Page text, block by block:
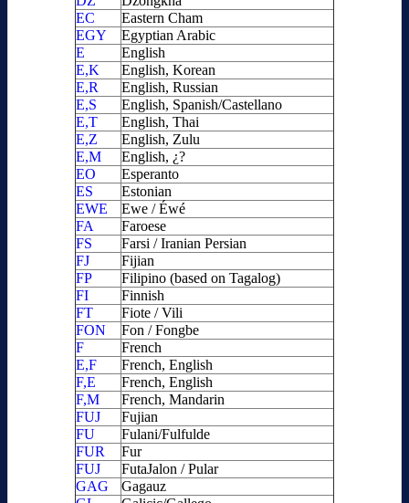
EC
Eastern Cham
EGY
Egyptian Arabic
E
English
E,K
English, Korean
E,R
English, Russian
E,S
English, Spanish/Castellano
E,T
English, Thai
E,Z
English, Zulu
E,M
English, ¿?
EO
Esperanto
ES
Estonian
EWE
Ewe / Éwé
FA
Faroese
FS
Farsi / Iranian Persian
FJ
Fijian
FP
Filipino (based on Tagalog)
FI
Finnish
FT
Fiote / Vili
FON
Fon / Fongbe
F
French
E,F
French, English
F,E
French, English
F,M
French, Mandarin
FUJ
Fujian
FU
Fulani/Fulfulde
FUR
Fur
FUJ
FutaJalon / Pular
GAG
Gagauz